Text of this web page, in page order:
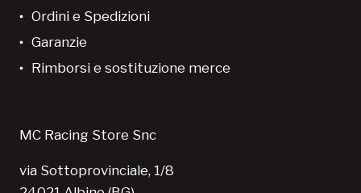
Ordini e Spedizioni
Garanzie
Rimborsi e sostituzione merce
MC Racing Store Snc
via Sottoprovinciale, 1/8